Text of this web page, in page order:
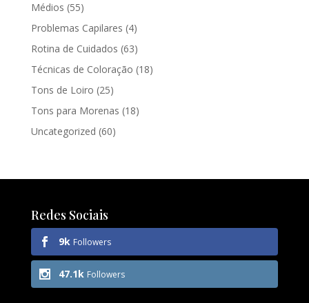
Médios (55)
Problemas Capilares (4)
Rotina de Cuidados (63)
Técnicas de Coloração (18)
Tons de Loiro (25)
Tons para Morenas (18)
Uncategorized (60)
Redes Sociais
9k Followers
47.1k Followers